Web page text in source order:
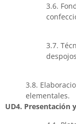
3.6.
3.7.
3.8.
elementales.
UD4. Presentación